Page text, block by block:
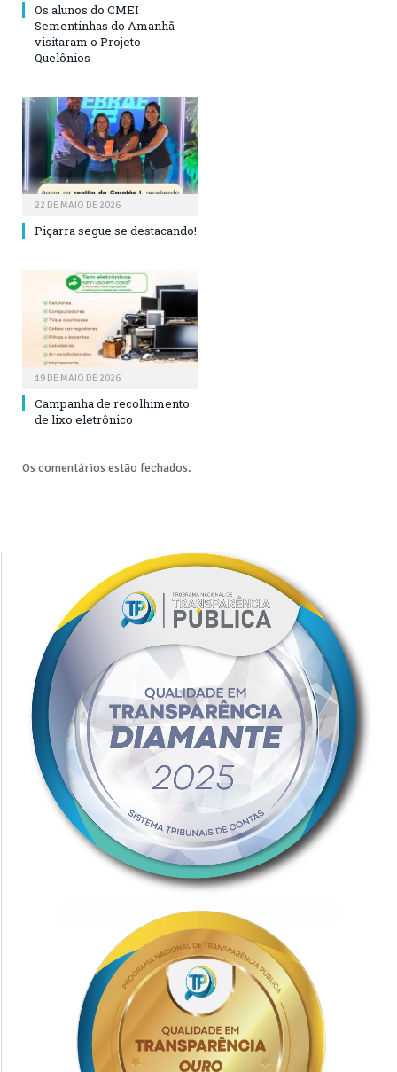
Os alunos do CMEI
Sementinhas do Amanhã
visitaram o Projeto
Quelônios
22 DE MAIO DE 2026
Piçarra segue se destacando!
19 DE MAIO DE 2026
Campanha de recolhimento
de lixo eletrônico
Os comentários estão fechados.